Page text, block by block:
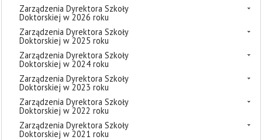
Zarządzenia Dyrektora Szkoły
Doktorskiej w 2026 roku
Zarządzenia Dyrektora Szkoły
Doktorskiej w 2025 roku
Zarządzenia Dyrektora Szkoły
Doktorskiej w 2024 roku
Zarządzenia Dyrektora Szkoły
Doktorskiej w 2023 roku
Zarządzenia Dyrektora Szkoły
Doktorskiej w 2022 roku
Zarządzenia Dyrektora Szkoły
Doktorskiej w 2021 roku